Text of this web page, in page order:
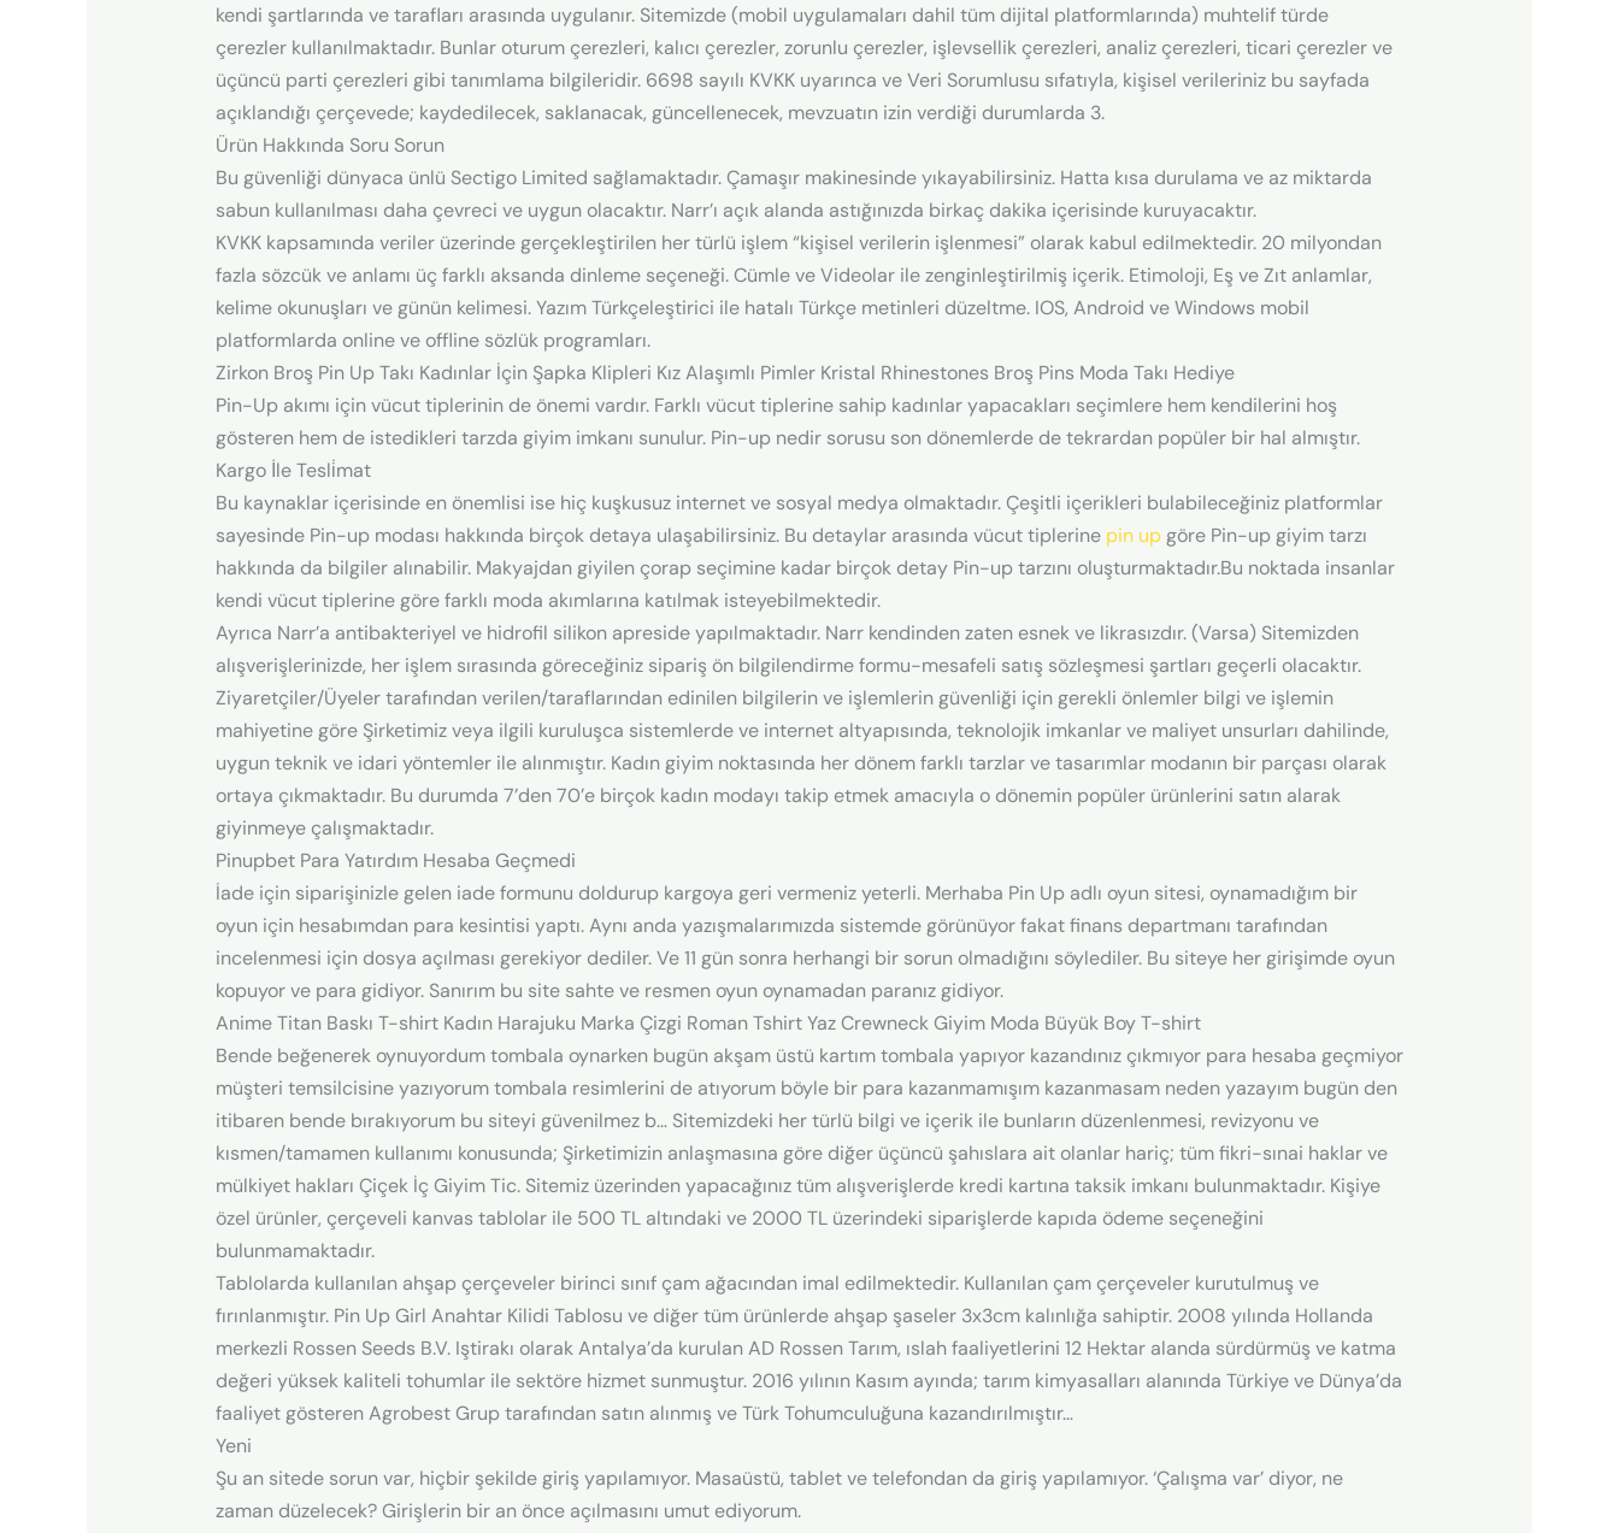
kendi şartlarında ve tarafları arasında uygulanır. Sitemizde (mobil uygulamaları dahil tüm dijital platformlarında) muhtelif türde
çerezler kullanılmaktadır. Bunlar oturum çerezleri, kalıcı çerezler, zorunlu çerezler, işlevsellik çerezleri, analiz çerezleri, ticari çerezler ve
üçüncü parti çerezleri gibi tanımlama bilgileridir. 6698 sayılı KVKK uyarınca ve Veri Sorumlusu sıfatıyla, kişisel verileriniz bu sayfada
açıklandığı çerçevede; kaydedilecek, saklanacak, güncellenecek, mevzuatın izin verdiği durumlarda 3.
Ürün Hakkında Soru Sorun
Bu güvenliği dünyaca ünlü Sectigo Limited sağlamaktadır. Çamaşır makinesinde yıkayabilirsiniz. Hatta kısa durulama ve az miktarda
sabun kullanılması daha çevreci ve uygun olacaktır. Narr’ı açık alanda astığınızda birkaç dakika içerisinde kuruyacaktır.
KVKK kapsamında veriler üzerinde gerçekleştirilen her türlü işlem “kişisel verilerin işlenmesi” olarak kabul edilmektedir. 20 milyondan
fazla sözcük ve anlamı üç farklı aksanda dinleme seçeneği. Cümle ve Videolar ile zenginleştirilmiş içerik. Etimoloji, Eş ve Zıt anlamlar,
kelime okunuşları ve günün kelimesi. Yazım Türkçeleştirici ile hatalı Türkçe metinleri düzeltme. IOS, Android ve Windows mobil
platformlarda online ve offline sözlük programları.
Zirkon Broş Pin Up Takı Kadınlar İçin Şapka Klipleri Kız Alaşımlı Pimler Kristal Rhinestones Broş Pins Moda Takı Hediye
Pin-Up akımı için vücut tiplerinin de önemi vardır. Farklı vücut tiplerine sahip kadınlar yapacakları seçimlere hem kendilerini hoş
gösteren hem de istedikleri tarzda giyim imkanı sunulur. Pin-up nedir sorusu son dönemlerde de tekrardan popüler bir hal almıştır.
Kargo İle Tesli̇mat
Bu kaynaklar içerisinde en önemlisi ise hiç kuşkusuz internet ve sosyal medya olmaktadır. Çeşitli içerikleri bulabileceğiniz platformlar
sayesinde Pin-up modası hakkında birçok detaya ulaşabilirsiniz. Bu detaylar arasında vücut tiplerine pin upgöre Pin-up giyim tarzı
hakkında da bilgiler alınabilir. Makyajdan giyilen çorap seçimine kadar birçok detay Pin-up tarzını oluşturmaktadır.Bu noktada insanlar
kendi vücut tiplerine göre farklı moda akımlarına katılmak isteyebilmektedir.
Ayrıca Narr’a antibakteriyel ve hidrofil silikon apreside yapılmaktadır. Narr kendinden zaten esnek ve likrasızdır. (Varsa) Sitemizden
alışverişlerinizde, her işlem sırasında göreceğiniz sipariş ön bilgilendirme formu-mesafeli satış sözleşmesi şartları geçerli olacaktır.
Ziyaretçiler/Üyeler tarafından verilen/taraflarından edinilen bilgilerin ve işlemlerin güvenliği için gerekli önlemler bilgi ve işlemin
mahiyetine göre Şirketimiz veya ilgili kuruluşca sistemlerde ve internet altyapısında, teknolojik imkanlar ve maliyet unsurları dahilinde,
uygun teknik ve idari yöntemler ile alınmıştır. Kadın giyim noktasında her dönem farklı tarzlar ve tasarımlar modanın bir parçası olarak
ortaya çıkmaktadır. Bu durumda 7’den 70’e birçok kadın modayı takip etmek amacıyla o dönemin popüler ürünlerini satın alarak
giyinmeye çalışmaktadır.
Pinupbet Para Yatırdım Hesaba Geçmedi
İade için siparişinizle gelen iade formunu doldurup kargoya geri vermeniz yeterli. Merhaba Pin Up adlı oyun sitesi, oynamadığım bir
oyun için hesabımdan para kesintisi yaptı. Aynı anda yazışmalarımızda sistemde görünüyor fakat finans departmanı tarafından
incelenmesi için dosya açılması gerekiyor dediler. Ve 11 gün sonra herhangi bir sorun olmadığını söylediler. Bu siteye her girişimde oyun
kopuyor ve para gidiyor. Sanırım bu site sahte ve resmen oyun oynamadan paranız gidiyor.
Anime Titan Baskı T-shirt Kadın Harajuku Marka Çizgi Roman Tshirt Yaz Crewneck Giyim Moda Büyük Boy T-shirt
Bende beğenerek oynuyordum tombala oynarken bugün akşam üstü kartım tombala yapıyor kazandınız çıkmıyor para hesaba geçmiyor
müşteri temsilcisine yazıyorum tombala resimlerini de atıyorum böyle bir para kazanmamışım kazanmasam neden yazayım bugün den
itibaren bende bırakıyorum bu siteyi güvenilmez b… Sitemizdeki her türlü bilgi ve içerik ile bunların düzenlenmesi, revizyonu ve
kısmen/tamamen kullanımı konusunda; Şirketimizin anlaşmasına göre diğer üçüncü şahıslara ait olanlar hariç; tüm fikri-sınai haklar ve
mülkiyet hakları Çiçek İç Giyim Tic. Sitemiz üzerinden yapacağınız tüm alışverişlerde kredi kartına taksik imkanı bulunmaktadır. Kişiye
özel ürünler, çerçeveli kanvas tablolar ile 500 TL altındaki ve 2000 TL üzerindeki siparişlerde kapıda ödeme seçeneğini
bulunmamaktadır.
Tablolarda kullanılan ahşap çerçeveler birinci sınıf çam ağacından imal edilmektedir. Kullanılan çam çerçeveler kurutulmuş ve
fırınlanmıştır. Pin Up Girl Anahtar Kilidi Tablosu ve diğer tüm ürünlerde ahşap şaseler 3x3cm kalınlığa sahiptir. 2008 yılında Hollanda
merkezli Rossen Seeds B.V. Iştirakı olarak Antalya’da kurulan AD Rossen Tarım, ıslah faaliyetlerini 12 Hektar alanda sürdürmüş ve katma
değeri yüksek kaliteli tohumlar ile sektöre hizmet sunmuştur. 2016 yılının Kasım ayında; tarım kimyasalları alanında Türkiye ve Dünya’da
faaliyet gösteren Agrobest Grup tarafından satın alınmış ve Türk Tohumculuğuna kazandırılmıştır…
Yeni
Şu an sitede sorun var, hiçbir şekilde giriş yapılamıyor. Masaüstü, tablet ve telefondan da giriş yapılamıyor. ‘Çalışma var’ diyor, ne
zaman düzelecek? Girişlerin bir an önce açılmasını umut ediyorum.